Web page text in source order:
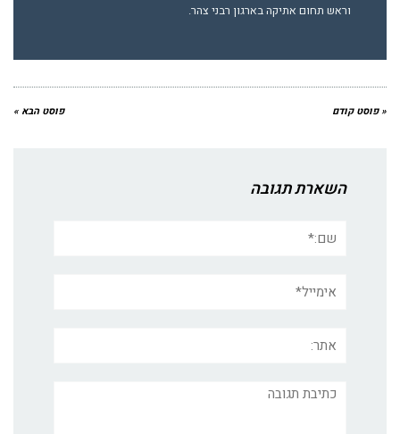
וראש תחום אתיקה בארגון רבני צהר.
« פוסט קודם פוסט הבא »
השארת תגובה
תגובה